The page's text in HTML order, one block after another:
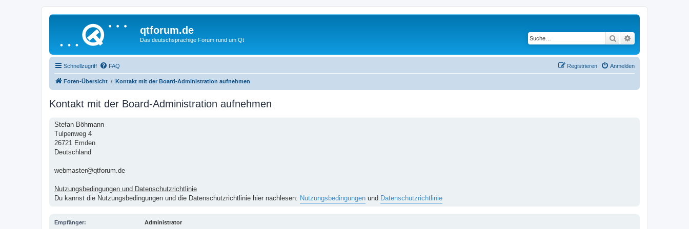
qtforum.de
Das deutschsprachige Forum rund um Qt Suche
Schnellzugriff FAQ Anmelden
Registrieren
Foren-Übersicht Kontakt mit der Board-Administration aufnehmen
Kontakt mit der Board-Administration aufnehmen
Stefan Böhmann
Tulpenweg 4
26721 Emden
Deutschland
webmaster@qtforum.de
Nutzungsbedingungen und Datenschutzrichtlinie
Du kannst die Nutzungsbedingungen und die Datenschutzrichtlinie hier nachlesen: Nutzungsbedingungen und Datenschutzrichtlinie
Empfänger: Administrator